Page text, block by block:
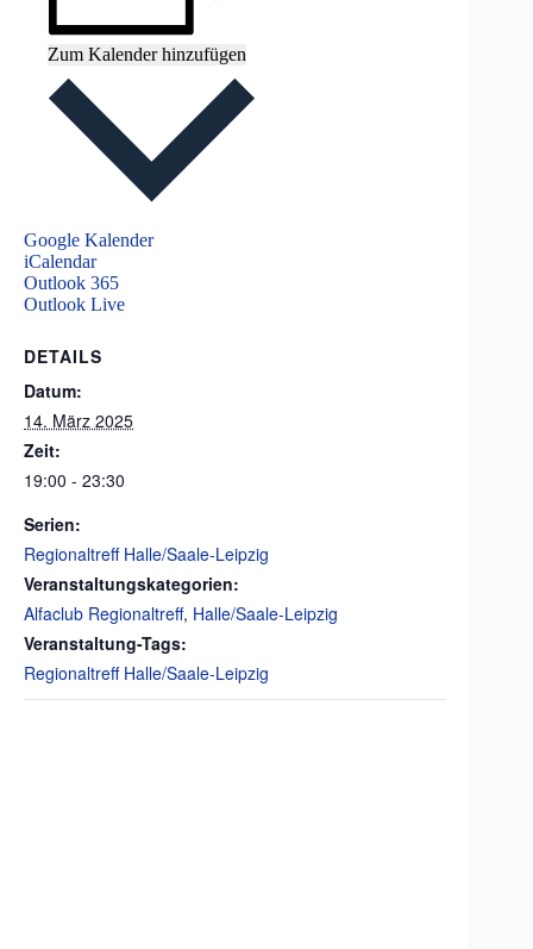
Zum Kalender hinzufügen
Google Kalender
iCalendar
Outlook 365
Outlook Live
DETAILS
Datum:
14. März 2025
Zeit:
19:00 - 23:30
Serien:
Regionaltreff Halle/Saale-Leipzig
Veranstaltungskategorien:
Alfaclub Regionaltreff, Halle/Saale-Leipzig
Veranstaltung-Tags:
Regionaltreff Halle/Saale-Leipzig